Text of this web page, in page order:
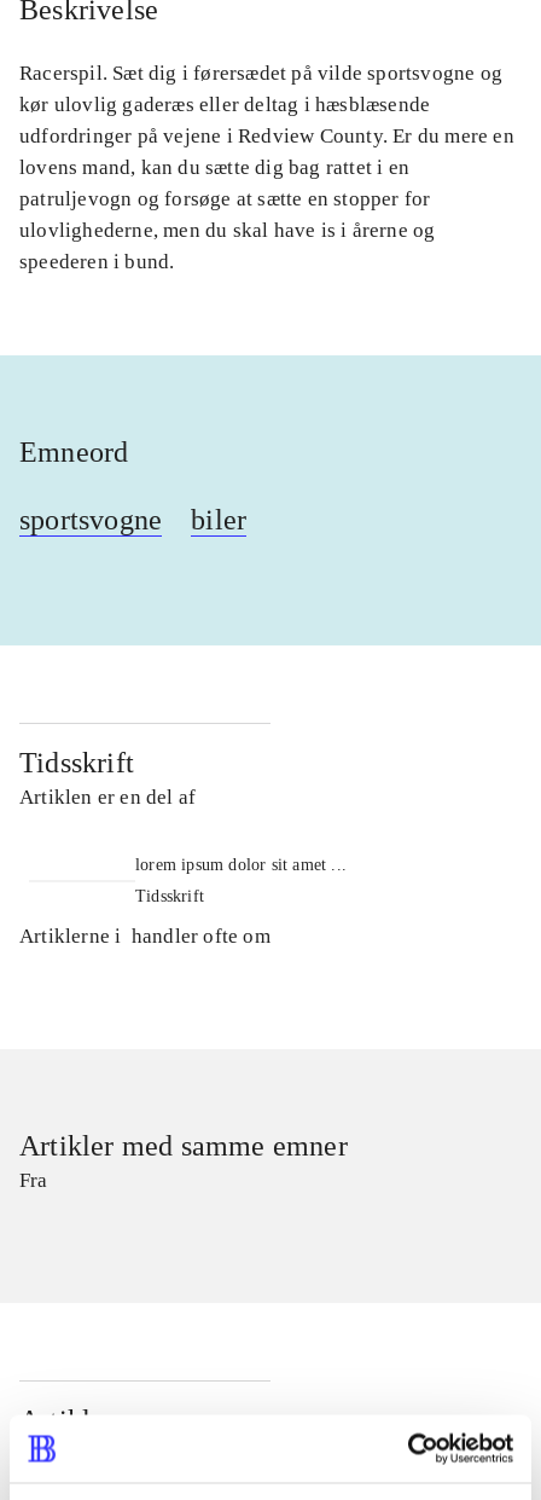
Beskrivelse
Racerspil. Sæt dig i førersædet på vilde sportsvogne og
kør ulovlig gaderæs eller deltag i hæsblæsende
udfordringer på vejene i Redview County. Er du mere en
lovens mand, kan du sætte dig bag rattet i en
patruljevogn og forsøge at sætte en stopper for
ulovlighederne, men du skal have is i årerne og
speederen i bund.
Emneord
sportsvogne biler
Tidsskrift
Artiklen er en del af
lorem ipsum dolor sit amet ...
Tidsskrift
Artiklerne i handler ofte om
Artikler med samme emner
Fra
Artikler
Alle registrerede artikler fordelt på udgivelser